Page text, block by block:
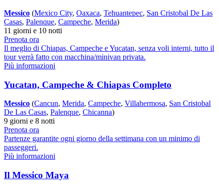
Messico (Mexico City, Oaxaca, Tehuantepec, San Cristobal De Las
Casas, Palenque, Campeche, Merida)
11 giorni e 10 notti
Prenota ora
Il meglio di Chiapas, Campeche e Yucatan, senza voli interni, tutto il
tour verrà fatto con macchina/minivan privata.
Più informazioni
Yucatan, Campeche & Chiapas Completo
Messico (Cancun, Merida, Campeche, Villahermosa, San Cristobal
De Las Casas, Palenque, Chicanna)
9 giorni e 8 notti
Prenota ora
Partenze garantite ogni giorno della settimana con un minimo di
passeggeri.
Più informazioni
Il Messico Maya